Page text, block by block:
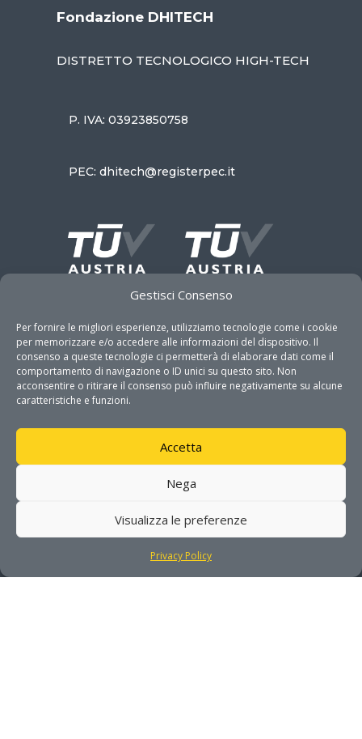
Gestisci Consenso
Per fornire le migliori esperienze, utilizziamo tecnologie come i cookie
per memorizzare e/o accedere alle informazioni del dispositivo. Il
consenso a queste tecnologie ci permetterà di elaborare dati come il
comportamento di navigazione o ID unici su questo sito. Non
acconsentire o ritirare il consenso può influire negativamente su alcune
caratteristiche e funzioni.
Accetta
Nega
Visualizza le preferenze
Privacy Policy
Fondazione DHITECH
DISTRETTO TECNOLOGICO HIGH-TECH
P. IVA: 03923850758
PEC: dhitech@registerpec.it
 Address
Via Monteroni 165 c/o Campus
73100 Lecce
08321975000